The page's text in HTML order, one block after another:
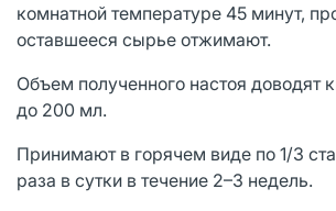
комнатной температуре 45 минут,
оставшееся сырье отжимают.
Объем полученного настоя доводят
до 200 мл.
Принимают в горячем виде по 1/3
раза в сутки в течение 2–3 недель.